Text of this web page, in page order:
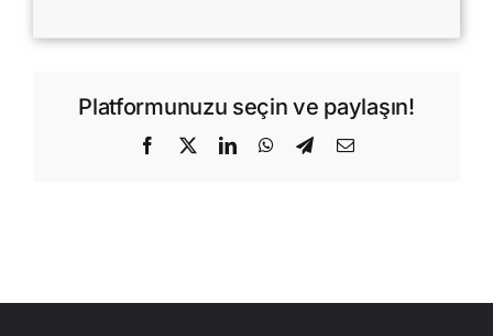
Platformunuzu seçin ve paylaşın!
Facebook
X LinkedInWhatsApp
Telegram
E-